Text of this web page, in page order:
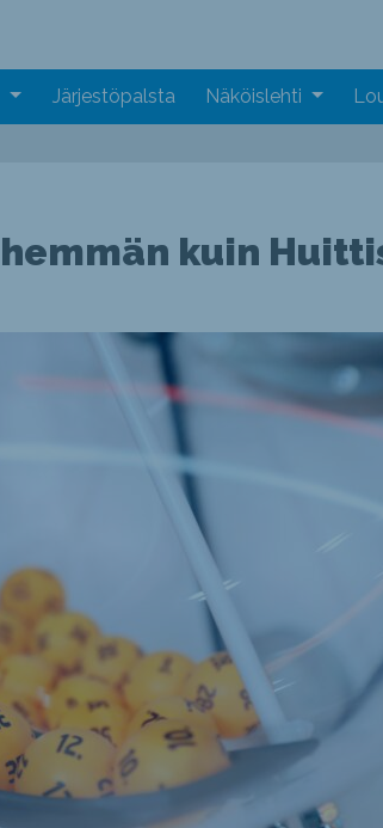
Järjestöpalsta Näköislehti
kuin